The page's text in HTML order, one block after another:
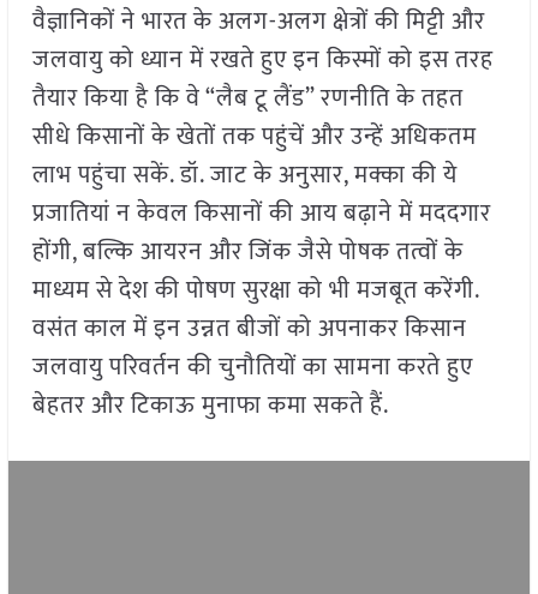
वैज्ञानिकों ने भारत के अलग-अलग क्षेत्रों की मिट्टी और
जलवायु को ध्यान में रखते हुए इन किस्मों को इस तरह
तैयार किया है कि वे “लैब टू लैंड” रणनीति के तहत
सीधे किसानों के खेतों तक पहुंचें और उन्हें अधिकतम
लाभ पहुंचा सकें. डॉ. जाट के अनुसार, मक्का की ये
प्रजातियां न केवल किसानों की आय बढ़ाने में मददगार
होंगी, बल्कि आयरन और जिंक जैसे पोषक तत्वों के
माध्यम से देश की पोषण सुरक्षा को भी मजबूत करेंगी.
वसंत काल में इन उन्नत बीजों को अपनाकर किसान
जलवायु परिवर्तन की चुनौतियों का सामना करते हुए
बेहतर और टिकाऊ मुनाफा कमा सकते हैं.